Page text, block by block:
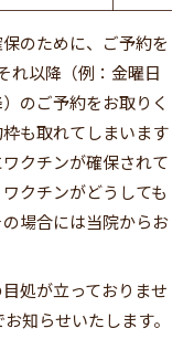
のために、ご予約を
れ以降（例：金曜日
のご予約をお取りく
も取れてしまいます
クチンが確保されて
クチンがどうしても
場合には当院からお
処が立っておりませ
知らせいたします。